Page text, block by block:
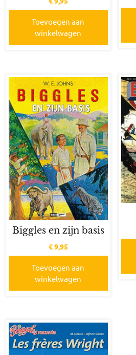
Toevoegen aan
winkelwagen
Biggles en zijn basis
€9,95
Toevoegen aan
winkelwagen